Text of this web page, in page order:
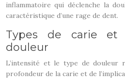
inflammatoire qui déclenche la
caractéristique d’une rage de dent.
Types de carie
douleur
L’intensité et le type de douleur
profondeur de la carie et de